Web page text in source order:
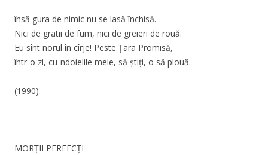
însă gura de nimic nu se lasă închisă.
Nici de gratii de fum, nici de greieri de rouă.
Eu sînt norul în cîrje! Peste Țara Promisă,
într-o zi, cu-ndoielile mele, să știți, o să plouă.
(1990)
MORȚII PERFECȚI